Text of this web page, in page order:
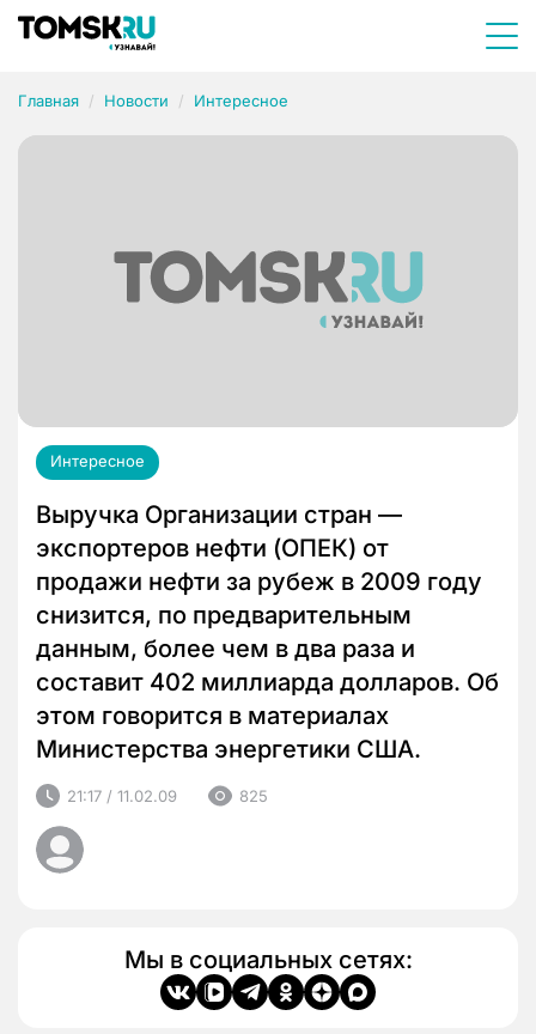
Главная Новости Интересное
Интересное
Выручка Организации стран —
экспортеров нефти (ОПЕК) от
продажи нефти за рубеж в 2009 году
снизится, по предварительным
данным, более чем в два раза и
составит 402 миллиарда долларов. Об
этом говорится в материалах
Министерства энергетики США.
21:17 / 11.02.09 825
Мы в социальных сетях: